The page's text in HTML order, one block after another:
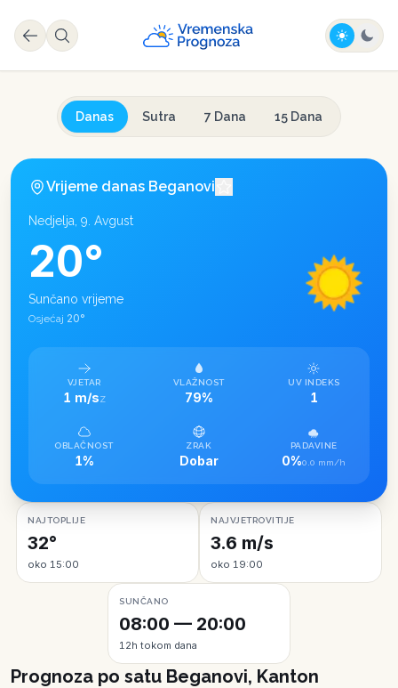
Danas Sutra 7 Dana 15 Dana
Vrijeme danas Beganovi
Nedjelja, 9. Avgust
20°
Sunčano vrijeme
Osjećaj 20°
VJETAR
1 m/sZ
VLAŽNOST
79%
UV INDEKS
1
OBLAČNOST
1%
ZRAK
Dobar
PADAVINE
0%0.0 mm/h
NAJTOPLIJE
32°
oko 15:00
NAJVJETROVITIJE
3.6 m/s
oko 19:00
SUNČANO
08:00 — 20:00
12h tokom dana
Prognoza po satu Beganovi, Kanton